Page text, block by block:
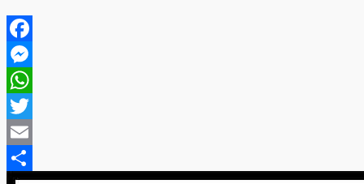
Facebook
Messenger
WhatsApp
Twitter
Email